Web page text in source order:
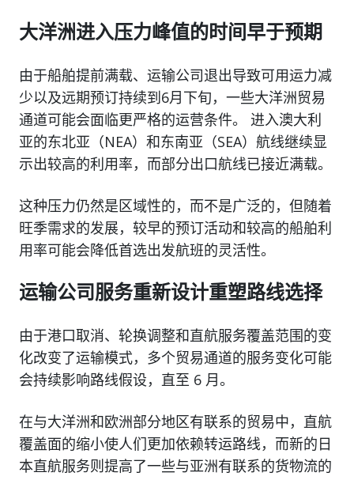
大洋洲进入压力峰值的时间早于预期
由于船舶提前满载、运输公司退出导致可用运力减
少以及远期预订持续到6月下旬，一些大洋洲贸易
通道可能会面临更严格的运营条件。 进入澳大利
亚的东北亚（NEA）和东南亚（SEA）航线继续显
示出较高的利用率，而部分出口航线已接近满载。
这种压力仍然是区域性的，而不是广泛的，但随着
旺季需求的发展，较早的预订活动和较高的船舶利
用率可能会降低首选出发航班的灵活性。
运输公司服务重新设计重塑路线选择
由于港口取消、轮换调整和直航服务覆盖范围的变
化改变了运输模式，多个贸易通道的服务变化可能
会持续影响路线假设，直至 6 月。
在与大洋洲和欧洲部分地区有联系的贸易中，直航
覆盖面的缩小使人们更加依赖转运路线，而新的日
本直航服务则提高了一些与亚洲有联系的货物流的